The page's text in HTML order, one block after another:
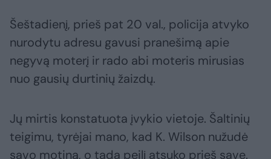
Šeštadienį, prieš pat 20 val., policija atvyko
nurodytu adresu gavusi pranešimą apie
negyvą moterį ir rado abi moteris mirusias
nuo gausių durtinių žaizdų.
Jų mirtis konstatuota įvykio vietoje. Šaltinių
teigimu, tyrėjai mano, kad K. Wilson nužudė
savo motiną, o tada peilį atsuko prieš save.